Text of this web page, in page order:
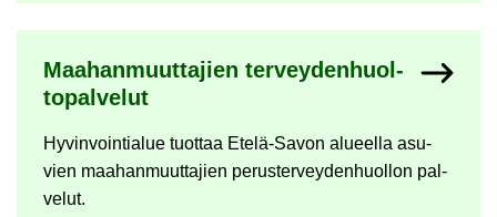
Maa­han­muut­ta­jien ter­vey­den­huol­
to­pal­ve­lut
Hy­vin­voin­tia­lue tuot­taa Etelä-​Savon alu­eel­la asu­
vien maa­han­muut­ta­jien pe­rus­ter­vey­den­huol­lon pal­
ve­lut.